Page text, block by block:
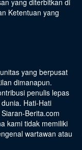
Ketentuan yang
yang berpusat
dimanapun.
penulis lepas
Hati-Hati
Berita.com
kami tidak memiliki
wartawan atau